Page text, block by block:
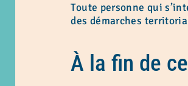
Toute personne qui
des démarches
À la fin de